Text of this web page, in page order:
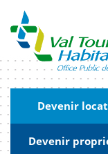
Actualités
RSE
|
Innovation
Kiosque
Devenir
Devenir